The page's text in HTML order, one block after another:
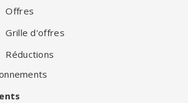
Offres
Grille d'offres
Réductions